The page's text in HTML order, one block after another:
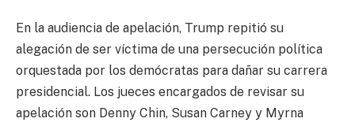
En la audiencia de apelación, Trump repitió su
alegación de ser víctima de una persecución política
orquestada por los demócratas para dañar su carrera
presidencial. Los jueces encargados de revisar su
apelación son Denny Chin, Susan Carney y Myrna